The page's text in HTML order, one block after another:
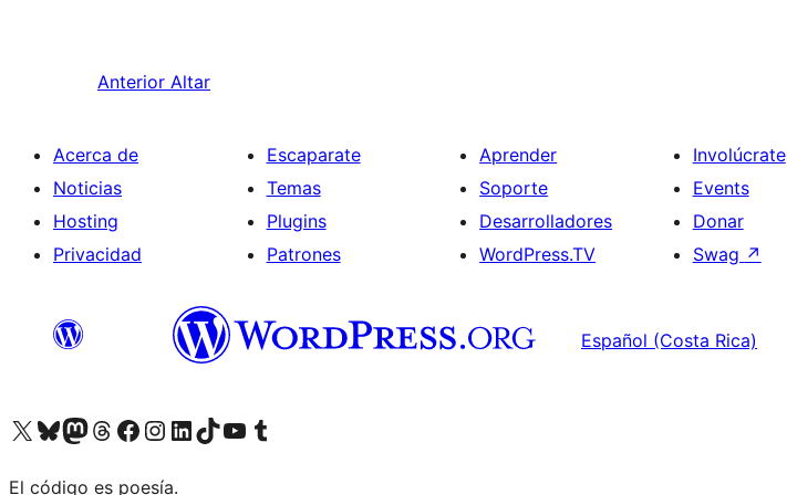
Anterior Altar
Acerca de
Noticias
Hosting
Privacidad
Escaparate
Temas
Plugins
Patrones
Aprender
Soporte
Desarrolladores
WordPress.TV
Involúcrate
Events
Donar
Swag ↗
Español (Costa Rica)
Visit our X (formerly Twitter) account
Visit our Bluesky account
Visita nuestra cuenta de Twitter
Visit our Threads account
Visita nuestra página de Facebook
Visite nuestra cuenta de Instagram
Visit our LinkedIn account
Visit our TikTok account
Visit our YouTube channel
Visit our Tumblr account
El código es poesía.